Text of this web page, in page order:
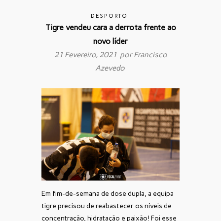
DESPORTO
Tigre vendeu cara a derrota frente ao
novo líder
21 Fevereiro, 2021 porFrancisco
Azevedo
Em fim-de-semana de dose dupla, a equipa
tigre precisou de reabastecer os níveis de
concentração, hidratação e paixão! Foi esse